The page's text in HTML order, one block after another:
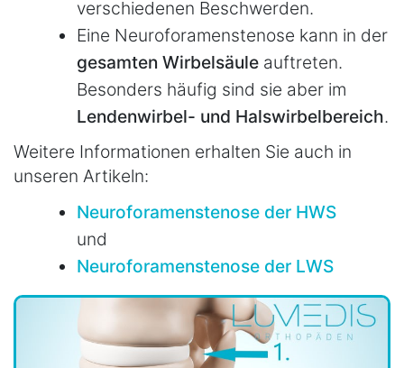
verschiedenen Beschwerden.
Eine Neuroforamenstenose kann in der
gesamten Wirbelsäule auftreten.
Besonders häufig sind sie aber im
Lendenwirbel- und Halswirbelbereich.
Weitere Informationen erhalten Sie auch in
unseren Artikeln:
Neuroforamenstenose der HWS
und
Neuroforamenstenose der LWS